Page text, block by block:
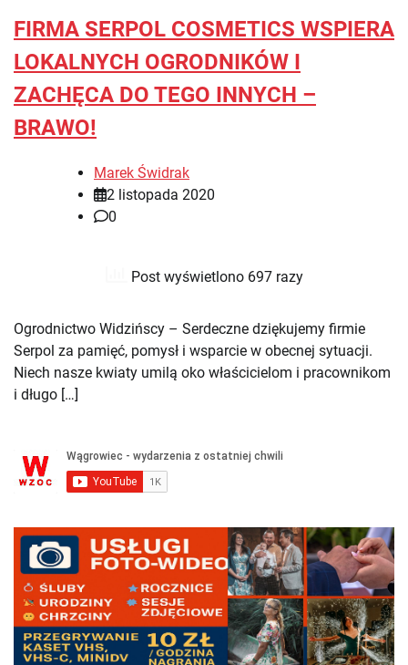
FIRMA SERPOL COSMETICS WSPIERA
LOKALNYCH OGRODNIKÓW I
ZACHĘCA DO TEGO INNYCH –
BRAWO!
Marek Świdrak
2 listopada 2020
0
Post wyświetlono 697 razy
Ogrodnictwo Widzińscy – Serdeczne dziękujemy firmie
Serpol za pamięć, pomysł i wsparcie w obecnej sytuacji.
Niech nasze kwiaty umilą oko właścicielom i pracownikom
i długo […]